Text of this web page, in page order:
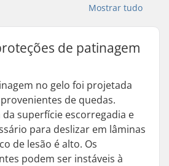
Mostrar tudo
de patinagem
no gelo foi projetada
de quedas.
superfície escorregadia e
para deslizar em lâminas
de lesão é alto. Os
podem ser instáveis à